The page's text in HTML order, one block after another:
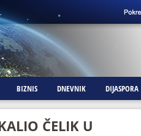
BIZNIS DNEVNIK DIJASPORA
ČELIK U